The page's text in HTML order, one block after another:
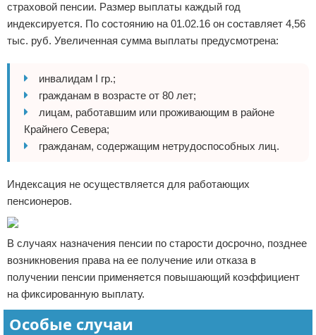
страховой пенсии. Размер выплаты каждый год
индексируется. По состоянию на 01.02.16 он составляет 4,56
тыс. руб. Увеличенная сумма выплаты предусмотрена:
инвалидам I гр.;
гражданам в возрасте от 80 лет;
лицам, работавшим или проживающим в районе
Крайнего Севера;
гражданам, содержащим нетрудоспособных лиц.
Индексация не осуществляется для работающих
пенсионеров.
В случаях назначения пенсии по старости досрочно, позднее
возникновения права на ее получение или отказа в
получении пенсии применяется повышающий коэффициент
на фиксированную выплату.
Особые случаи